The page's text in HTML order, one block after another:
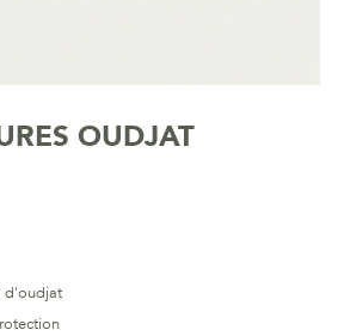
OUDJAT
d'oudjat